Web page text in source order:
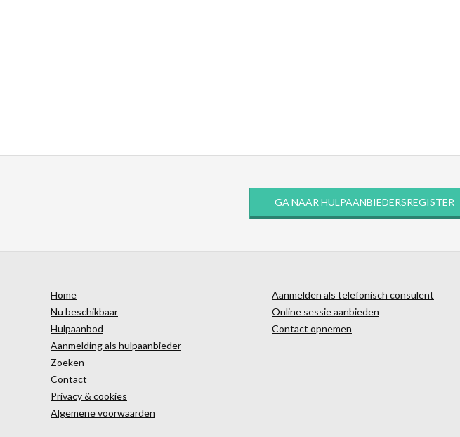
GA NAAR HULPAANBIEDERSREGISTER
Home
Nu beschikbaar
Hulpaanbod
Aanmelding als hulpaanbieder
Zoeken
Contact
Privacy & cookies
Algemene voorwaarden
Aanmelden als telefonisch consulent
Online sessie aanbieden
Contact opnemen